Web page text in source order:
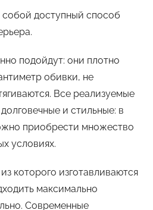
доступный способ
подойдут: они плотно
обивки, не
Все реализуемые
и стильные: в
приобрести множество
условиях.
которого изготавливаются
максимально
Современные